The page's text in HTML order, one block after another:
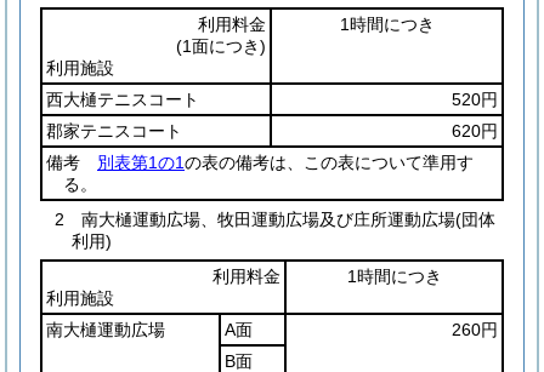
利用料金
(1面につき)
利用施設
1時間につき
西大樋テニスコート
520円
郡家テニスコート
620円
備考 別表第1の1の表の備考は、この表について準用す
る。
2 南大樋運動広場、牧田運動広場及び庄所運動広場(団体
利用)
利用料金
利用施設
1時間につき
南大樋運動広場 A面
260円
B面